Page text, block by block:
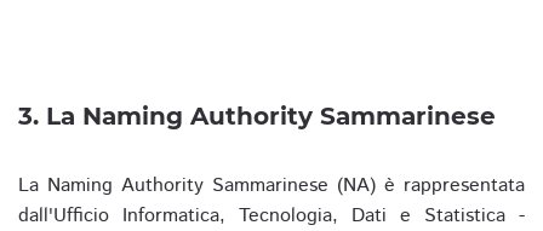
3. La Naming Authority Sammarinese
La Naming Authority Sammarinese (NA) è rappresentata
dall'Ufficio Informatica, Tecnologia, Dati e Statistica -